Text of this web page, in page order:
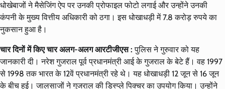
धोखेबाजों ने मैसेजिंग ऐप पर उनकी प्रोफाइल फोटो लगाई और उन्होंने उनकी
कंपनी के मुख्य वित्तीय अधिकारी को ठगा। इस धोखाधड़ी में 7.8 करोड़ रुपये का
नुकसान हुआ है।
चार दिनों में किए चार अलग-अलग आरटीजीएस :पुलिस ने गुरुवार को यह
जानकारी दी। नरेश गुजराल पूर्व प्रधानमंत्री आई के गुजराल के बेटे हैं। वह 1997
से 1998 तक भारत के 12वें प्रधानमंत्री रहे थे। यह धोखाधड़ी 12 जून से 16 जून
के बीच हुई। जालसाजों ने गुजराल की डिस्प्ले पिक्चर का उपयोग किया। उन्होंने